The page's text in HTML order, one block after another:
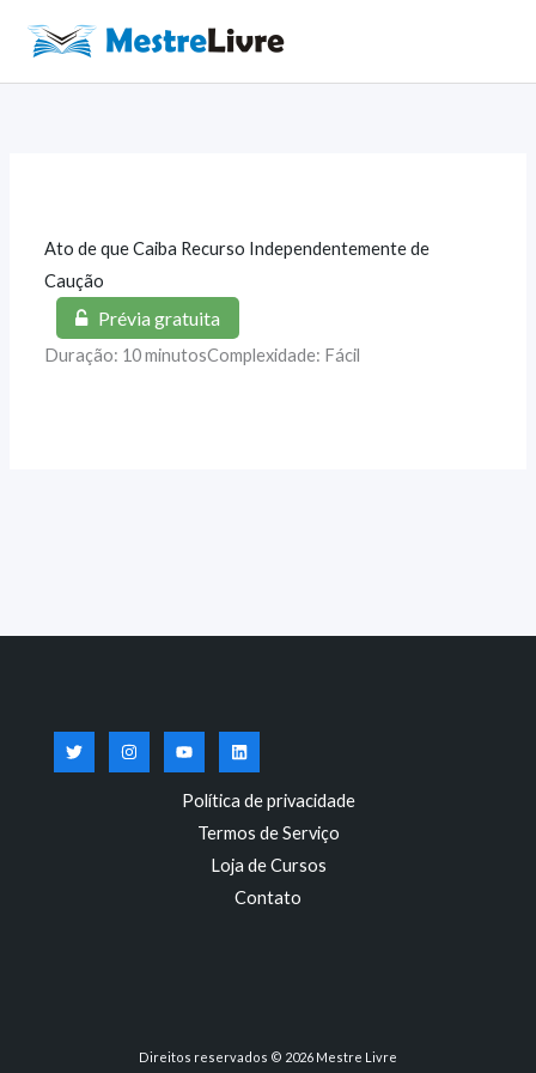
para
o
Ato de que Caiba Recurso Independentemente de
Caução
Prévia gratuita
Duração: 10 minutosComplexidade: Fácil
Política de privacidade
Termos de Serviço
Loja de Cursos
Contato
Direitos reservados © 2026 Mestre Livre